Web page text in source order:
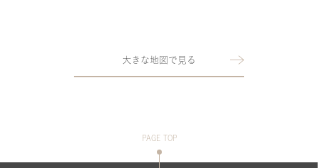
大きな地図で見る
PAGE TOP